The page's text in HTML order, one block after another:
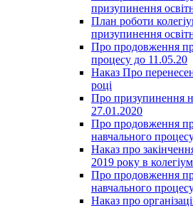
призупинення
План роботи
призупинення
Про продовження
процесу до 11.05.20
Наказ Про
році
Про призупинення
27.01.2020
Про продовження
навчального
Наказ про
2019 року в
Про продовження
навчального
Наказ про